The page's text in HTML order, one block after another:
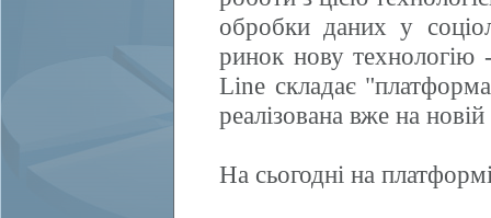
обробки даних у
ринок нову
Line складає
реалізована вже на
На сьогодні на